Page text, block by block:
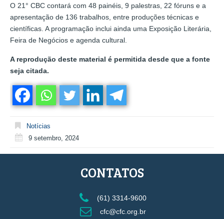
O 21° CBC contará com 48 painéis, 9 palestras, 22 fóruns e a
apresentação de 136 trabalhos, entre produções técnicas e
científicas. A programação inclui ainda uma Exposição Literária,
Feira de Negócios e agenda cultural.
A reprodução deste material é permitida desde que a fonte
seja citada.
Notícias
9 setembro, 2024
CONTATOS
(61) 3314-9600
cfc@cfc.org.br